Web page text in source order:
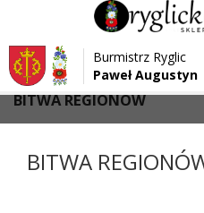
Przejdź do menu
Przejdź do głównej treści strony
Przejdź do stopki strony
Burmistrz Ryglic
Paweł Augustyn
Strona główna >
BITWA REGIONÓW
BITWA